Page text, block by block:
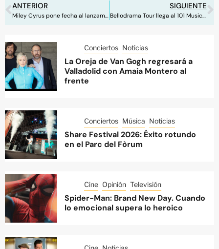
ANTERIOR
Miley Cyrus pone fecha al lanzamiento de su próximo single ‘Used To Be Young’
SIGUIENTE
Bellodrama Tour llega al 101 Music Festival Costa del Sol
Conciertos Noticias
La Oreja de Van Gogh regresará a
Valladolid con Amaia Montero al
frente
Conciertos Música Noticias
Share Festival 2026: Éxito rotundo
en el Parc del Fòrum
Cine Opinión Televisión
Spider-Man: Brand New Day. Cuando
lo emocional supera lo heroico